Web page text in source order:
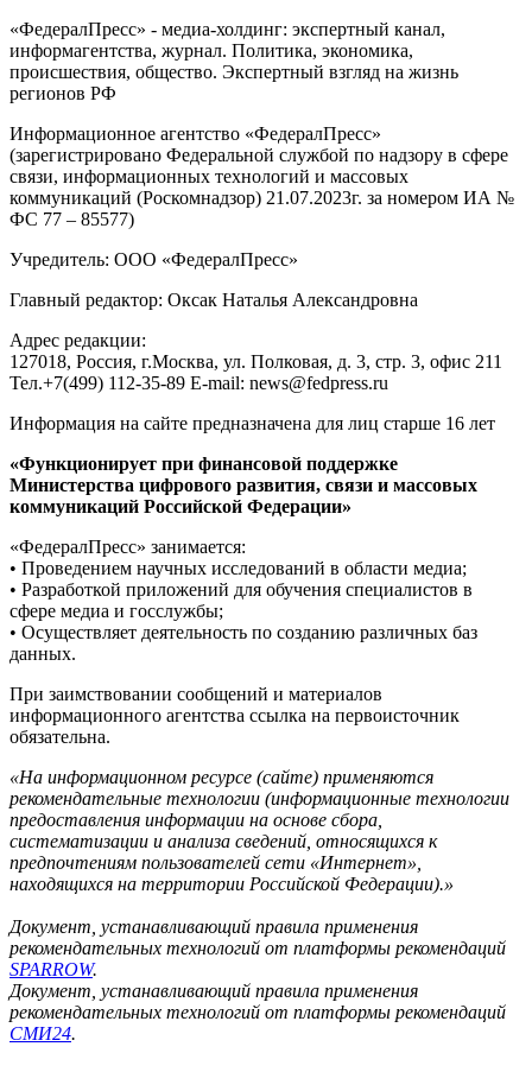
«ФедералПресс» - медиа-холдинг: экспертный канал,
информагентства, журнал. Политика, экономика,
происшествия, общество. Экспертный взгляд на жизнь
регионов РФ
Информационное агентство «ФедералПресс»
(зарегистрировано Федеральной службой по надзору в сфере
связи, информационных технологий и массовых
коммуникаций (Роскомнадзор) 21.07.2023г. за номером ИА №
ФС 77 – 85577)
Учредитель: ООО «ФедералПресс»
Главный редактор: Оксак Наталья Александровна
Адрес редакции:
127018, Россия, г.Москва, ул. Полковая, д. 3, стр. 3, офис 211
Тел.+7(499) 112-35-89 E-mail: news@fedpress.ru
Информация на сайте предназначена для лиц старше 16 лет
«Функционирует при финансовой поддержке
Министерства цифрового развития, связи и массовых
коммуникаций Российской Федерации»
«ФедералПресс» занимается:
• Проведением научных исследований в области медиа;
• Разработкой приложений для обучения специалистов в
сфере медиа и госслужбы;
• Осуществляет деятельность по созданию различных баз
данных.
При заимствовании сообщений и материалов
информационного агентства ссылка на первоисточник
обязательна.
«На информационном ресурсе (сайте) применяются
рекомендательные технологии (информационные технологии
предоставления информации на основе сбора,
систематизации и анализа сведений, относящихся к
предпочтениям пользователей сети «Интернет»,
находящихся на территории Российской Федерации).»
Документ, устанавливающий правила применения
рекомендательных технологий от платформы рекомендаций
SPARROW.
Документ, устанавливающий правила применения
рекомендательных технологий от платформы рекомендаций
СМИ24.